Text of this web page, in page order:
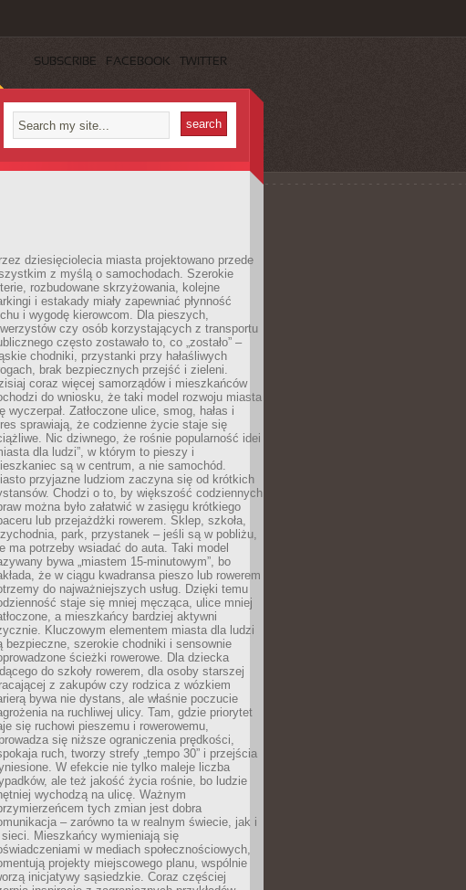
SUBSCRIBE FACEBOOK TWITTER
dziesięciolecia miasta projektowano przede
z myślą o samochodach. Szerokie
rozbudowane skrzyżowania, kolejne
i estakady miały zapewniać płynność
i wygodę kierowcom. Dla pieszych,
czy osób korzystających z transportu
często zostawało to, co „zostało” –
chodniki, przystanki przy hałaśliwych
brak bezpiecznych przejść i zieleni.
coraz więcej samorządów i mieszkańców
do wniosku, że taki model rozwoju miasta
wyczerpał. Zatłoczone ulice, smog, hałas i
sprawiają, że codzienne życie staje się
Nic dziwnego, że rośnie popularność idei
dla ludzi”, w którym to pieszy i
są w centrum, a nie samochód.
przyjazne ludziom zaczyna się od krótkich
Chodzi o to, by większość codziennych
można było załatwić w zasięgu krótkiego
lub przejażdżki rowerem. Sklep, szkoła,
park, przystanek – jeśli są w pobliżu,
ma potrzeby wsiadać do auta. Taki model
bywa „miastem 15-minutowym”, bo
że w ciągu kwadransa pieszo lub rowerem
do najważniejszych usług. Dzięki temu
staje się mniej męcząca, ulice mniej
a mieszkańcy bardziej aktywni
Kluczowym elementem miasta dla ludzi
bezpieczne, szerokie chodniki i sensownie
ścieżki rowerowe. Dla dziecka
do szkoły rowerem, dla osoby starszej
z zakupów czy rodzica z wózkiem
bywa nie dystans, ale właśnie poczucie
na ruchliwej ulicy. Tam, gdzie priorytet
się ruchowi pieszemu i rowerowemu,
się niższe ograniczenia prędkości,
ruch, tworzy strefy „tempo 30” i przejścia
W efekcie nie tylko maleje liczba
ale też jakość życia rośnie, bo ludzie
wychodzą na ulicę. Ważnym
tych zmian jest dobra
– zarówno ta w realnym świecie, jak i
Mieszkańcy wymieniają się
w mediach społecznościowych,
projekty miejscowego planu, wspólnie
inicjatywy sąsiedzkie. Coraz częściej